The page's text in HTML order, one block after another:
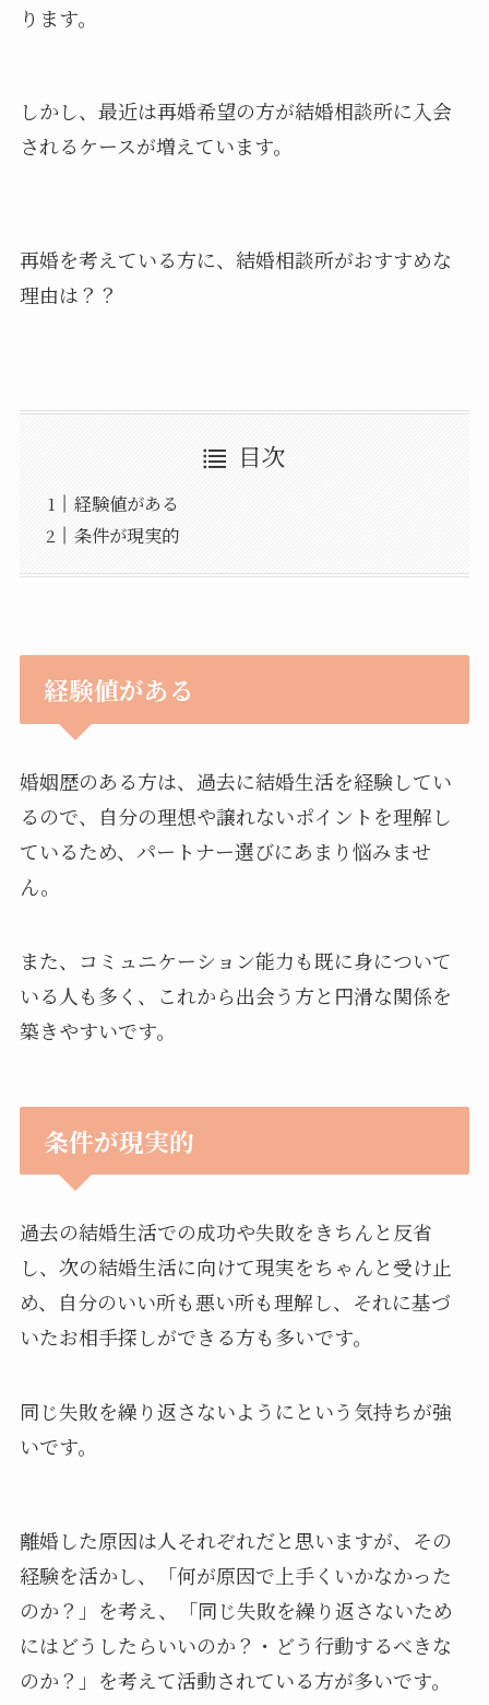
ります。
しかし、最近は再婚希望の方が結婚相談所に入会
されるケースが増えています。
再婚を考えている方に、結婚相談所がおすすめな
理由は？？
目次
経験値がある
条件が現実的
経験値がある
婚姻歴のある方は、過去に結婚生活を経験してい
るので、自分の理想や譲れないポイントを理解し
ているため、パートナー選びにあまり悩みませ
ん。
また、コミュニケーション能力も既に身について
いる人も多く、これから出会う方と円滑な関係を
築きやすいです。
条件が現実的
過去の結婚生活での成功や失敗をきちんと反省
し、次の結婚生活に向けて現実をちゃんと受け止
め、自分のいい所も悪い所も理解し、それに基づ
いたお相手探しができる方も多いです。
同じ失敗を繰り返さないようにという気持ちが強
いです。
離婚した原因は人それぞれだと思いますが、その
経験を活かし、「何が原因で上手くいかなかった
のか？」を考え、「同じ失敗を繰り返さないため
にはどうしたらいいのか？・どう行動するべきな
のか？」を考えて活動されている方が多いです。